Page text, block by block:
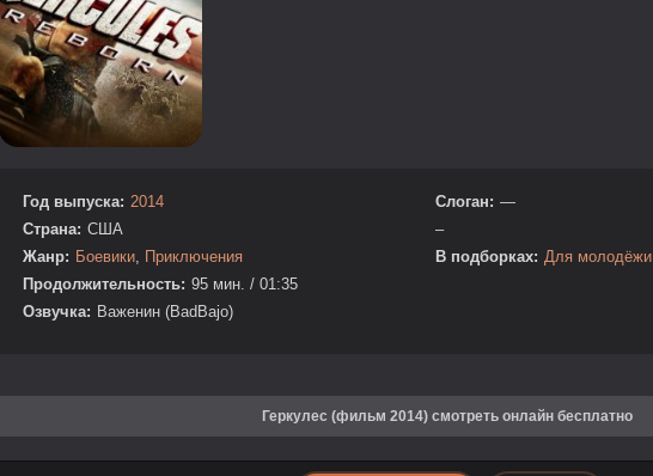
Год выпуска: 2014
Страна: США
Жанр: Боевики
Приключения
Продолжительность: 95 мин. / 01:35
Озвучка: Важенин (BadBajo)
Слоган: —
–
В подборках: Для молодёжи
Геркулес (фильм 2014) смотреть онлайн бесплатно